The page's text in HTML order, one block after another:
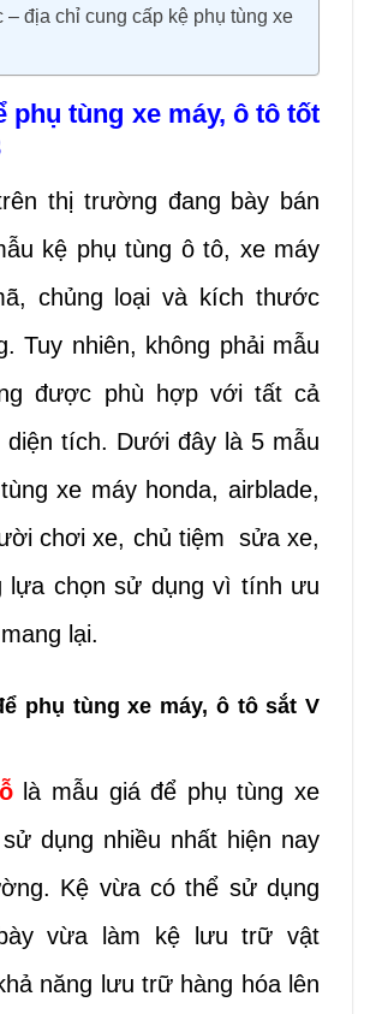
– địa chỉ cung cấp kệ phụ tùng xe
phụ tùng xe máy, ô tô tốt
thị trường đang bày bán
kệ phụ tùng ô tô, xe máy
chủng loại và kích thước
Tuy nhiên, không phải mẫu
được phù hợp với tất cả
diện tích. Dưới đây là 5 mẫu
xe máy honda, airblade,
chơi xe, chủ tiệm sửa xe,
lựa chọn sử dụng vì tính ưu
lại.
phụ tùng xe máy, ô tô sắt V
là mẫu giá để phụ tùng xe
dụng nhiều nhất hiện nay
Kệ vừa có thể sử dụng
vừa làm kệ lưu trữ vật
năng lưu trữ hàng hóa lên